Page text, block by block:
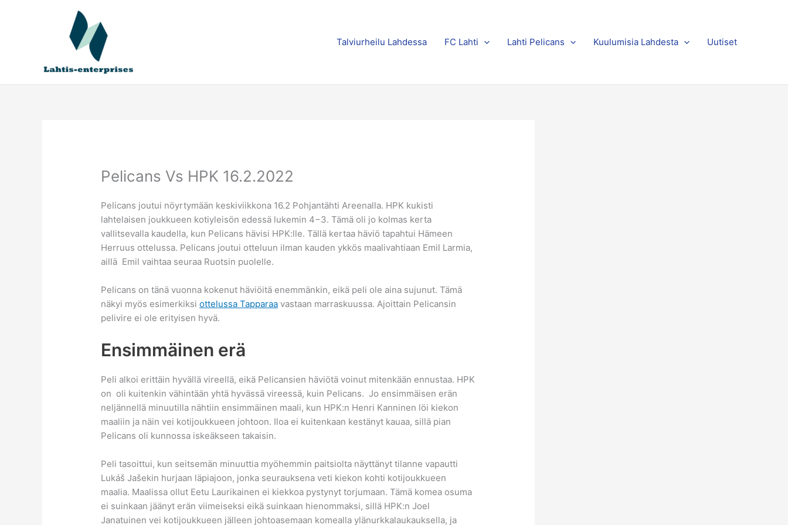
Talviurheilu Lahdessa
FC Lahti Lahti Pelicans Kuulumisia Lahdesta Uutiset
Pelicans Vs HPK 16.2.2022
Pelicans joutui nöyrtymään keskiviikkona 16.2 Pohjantähti Areenalla. HPK kukisti
lahtelaisen joukkueen kotiyleisön edessä lukemin 4−3. Tämä oli jo kolmas kerta
vallitsevalla kaudella, kun Pelicans hävisi HPK:lle. Tällä kertaa häviö tapahtui Hämeen
Herruus ottelussa. Pelicans joutui otteluun ilman kauden ykkös maalivahtiaan Emil Larmia,
aillä Emil vaihtaa seuraa Ruotsin puolelle.
Pelicans on tänä vuonna kokenut häviöitä enemmänkin, eikä peli ole aina sujunut. Tämä
näkyi myös esimerkiksiottelussa Tapparaa vastaan marraskuussa. Ajoittain Pelicansin
pelivire ei ole erityisen hyvä.
Ensimmäinen erä
Peli alkoi erittäin hyvällä vireellä, eikä Pelicansien häviötä voinut mitenkään ennustaa. HPK
on oli kuitenkin vähintään yhtä hyvässä vireessä, kuin Pelicans. Jo ensimmäisen erän
neljännellä minuutilla nähtiin ensimmäinen maali, kun HPK:n Henri Kanninen löi kiekon
maaliin ja näin vei kotijoukkueen johtoon. Iloa ei kuitenkaan kestänyt kauaa, sillä pian
Pelicans oli kunnossa iskeäkseen takaisin.
Peli tasoittui, kun seitsemän minuuttia myöhemmin paitsiolta näyttänyt tilanne vapautti
Lukáš Jašekin hurjaan läpiajoon, jonka seurauksena veti kiekon kohti kotijoukkueen
maalia. Maalissa ollut Eetu Laurikainen ei kiekkoa pystynyt torjumaan. Tämä komea osuma
ei suinkaan jäänyt erän viimeiseksi eikä suinkaan hienommaksi, sillä HPK:n Joel
Janatuinen vei kotijoukkueen jälleen johtoasemaan komealla ylänurkkalaukauksella, ja